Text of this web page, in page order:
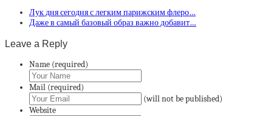
Лук дня сегодня с легким парижским флеро…
Даже в самый базовый образ важно добавит…
Leave a Reply
Name (required)
Mail (required)
(will not be published)
Website